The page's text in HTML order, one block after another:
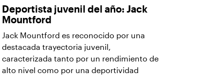
Deportista juvenil del año: Jack
Mountford
Jack Mountford es reconocido por una
destacada trayectoria juvenil,
caracterizada tanto por un rendimiento de
alto nivel como por una deportividad